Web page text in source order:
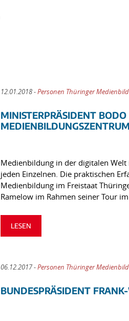
12.01.2018 -Personen Thüringer
MINISTERPRÄSIDENT
Medienbildung in der digitalen
jeden Einzelnen. Die praktischen
Medienbildung im Freistaat
Ramelow im Rahmen seiner Tour im
LESEN
06.12.2017 -Personen Thüringer
BUNDESPRÄSIDENT